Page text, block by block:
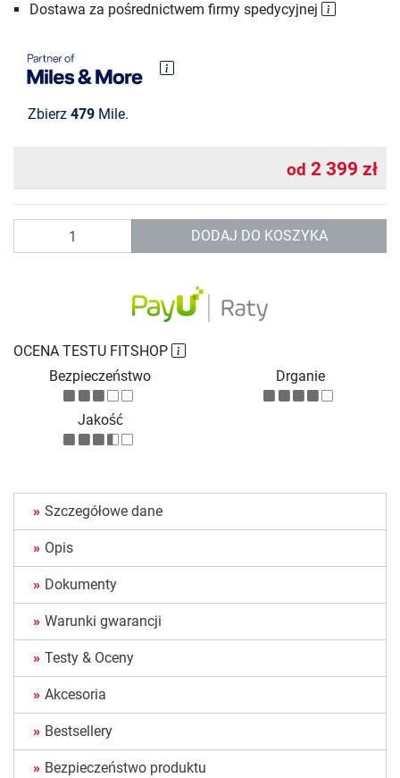
Dostawa za pośrednictwem firmy spedycyjnej
Zbierz 479 Mile.
od 2 399 zł
DODAJ DO KOSZYKA
OCENA TESTU FITSHOP
Bezpieczeństwo
Drganie
Jakość
Szczegółowe dane
Opis
Dokumenty
Warunki gwarancji
Testy & Oceny
Akcesoria
Bestsellery
Bezpieczeństwo produktu